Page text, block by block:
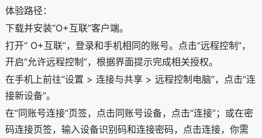
体验路径：
下载并安装“O+互联”客户端。
打开“ O+互联”，登录和手机相同的账号。点击“远程控制”，
开启“允许远程控制”，根据界面提示完成相关授权。
在手机上前往“设置 > 连接与共享 > 远程控制电脑”，点击“连
接新设备”。
在“同账号连接”页签，点击同账号设备，点击“连接”；或在密
码连接页签，输入设备识别码和连接密码，点击连接，你需